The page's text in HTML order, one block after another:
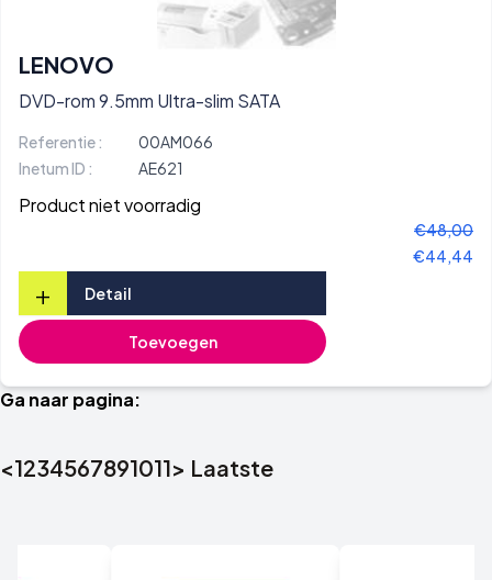
LENOVO
DVD-rom 9.5mm Ultra-slim SATA
Referentie :
00AM066
Inetum ID :
AE621
Product niet voorradig
€48,00
€44,44
+ Detail
Toevoegen
Ga naar pagina:
<1234567891011> Laatste